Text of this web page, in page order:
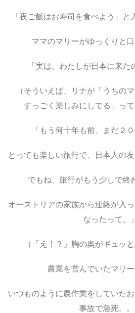
「夜ご飯はお寿司を食べよう」
ママのマリーがゆっくりと口
「実は、わたしが日本に来た
（そういえば、リナが「うちの
すっごく楽しみにしてる」って
「もう何十年も前、まだ２
とっても楽しい旅行で、日本人の
でもね、旅行がもう少しで終
オーストリアの家族から連絡が入
なったって。」
（「え！？」胸の奥がギュッ
農業を営んでいたマリー
いつものように農作業をしていた
事故で急死。。